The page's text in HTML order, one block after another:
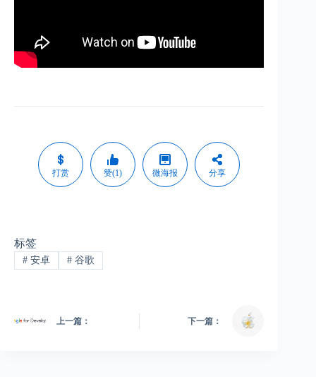
打赏 赞(1) 微海报 分享
标签
#安卓 #谷歌
上一篇： 下一篇：